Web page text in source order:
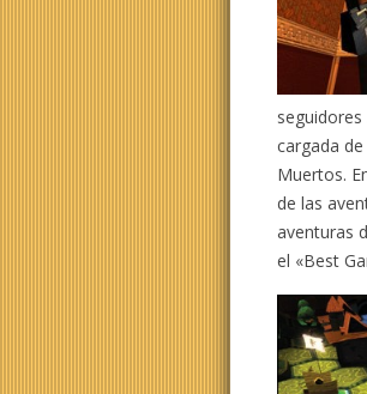
cargada
Muertos.
de las
aventuras
el «Best